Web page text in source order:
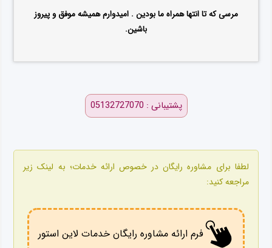
مرسی که تا انتها همراه ما بودین . امیدوارم همیشه موفق و پیروز
باشین.
پشتیبانی : 05132727070
لطفا برای مشاوره رایگان در خصوص ارائه خدمات؛ به لینک زیر
مراجعه کنید:
فرم ارائه مشاوره رایگان خدمات لاین استور